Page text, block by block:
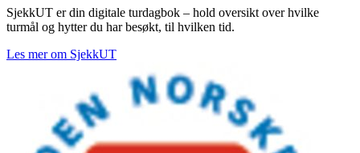
SjekkUT er din digitale turdagbok – hold oversikt over hvilke
turmål og hytter du har besøkt, til hvilken tid.
Les mer om SjekkUT